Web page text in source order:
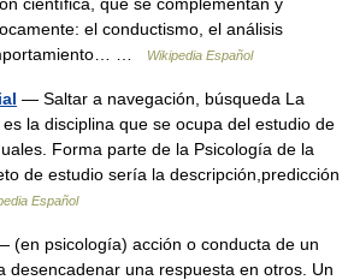
el conductismo, el análisis
…
Wikipedia Español
— Saltar a navegación, búsqueda La
la disciplina que se ocupa del estudio de
Forma parte de la Psicología de la
de estudio sería la descripción,predicción
Español
psicología) acción o conducta de un
desencadenar una respuesta en otros. Un